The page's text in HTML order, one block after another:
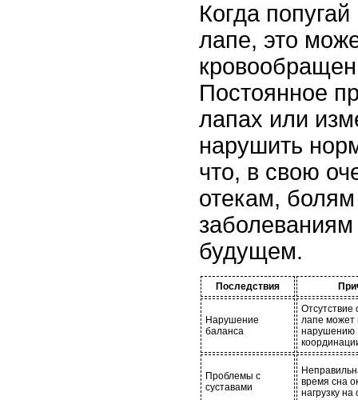
Когда
лапе, это
Постоянное
лапах или
нарушить
что, в свою
отекам,
заболеваниям
будущем.
Последствия
Нарушение
баланса
Отсутствие
лапе может
нарушению
Проблемы с
суставами
время сна
нагрузку на